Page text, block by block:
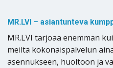
MR.LVI – asiantunteva
MR.LVI tarjoaa enemmän
meiltä kokonaispalvelun
asennukseen, huoltoon ja